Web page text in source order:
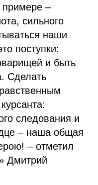
примере –
сильного
наши
поступки:
и быть
Сделать
следования и
– наша общая
– отметил
Дмитрий